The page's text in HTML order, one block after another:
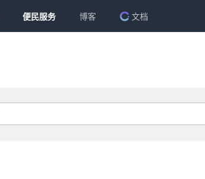
便民服务 博客 文档